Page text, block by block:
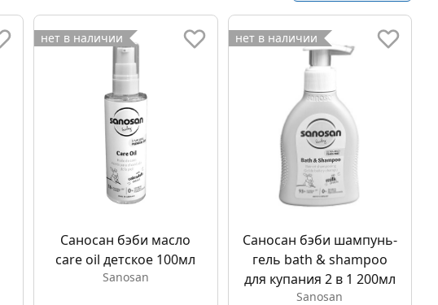
нет в наличии
Саносан бэби масло
care oil детское 100мл
Sanosan
нет в наличии
Саносан бэби шампунь-
гель bath & shampoo
для купания 2 в 1 200мл
Sanosan